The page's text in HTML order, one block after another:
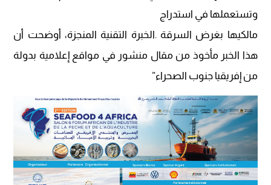
وتستعملها في استدراج
مالكيها بغرض السرقة .الخبرة التقنية المنجزة، أوضحت أن
هذا الخبر مأخوذ من مقال منشور في مواقع إعلامية بدولة
من إفريقيا جنوب الصحراء”